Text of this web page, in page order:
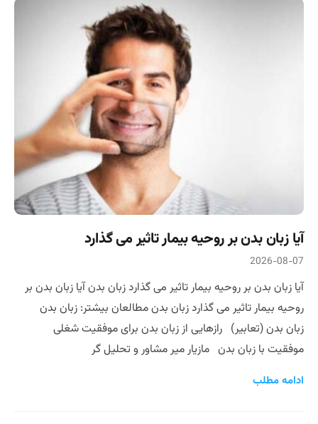
آیا زبان بدن بر روحیه بیمار تاثیر می گذارد
2026-08-07
آیا زبان بدن بر روحیه بیمار تاثیر می گذارد زبان بدن آیا زبان بدن بر
روحیه بیمار تاثیر می گذارد زبان بدن مطالعان بیشتر: زبان بدن
زبان بدن (تعابیر) رازهایی از زبان بدن برای موفقیت شغلی
موفقیت با زبان بدن مازیار میر مشاور و تحلیل گر
ادامه مطلب